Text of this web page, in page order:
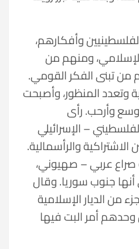
وأفكارهم،
ومنهم من
من تبنى الفكر القومي.
وتعدد المنظور، وأصبحت
وأرحب. رأى
– الإسرائيلي
والرأسمالية.
عربي – صهيوني،
جنوب سوريا. وقال
الديار الإسلامية
وحدهم أمر البت فيها